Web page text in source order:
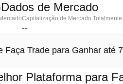
de Mercado
Capitalização de Mercado
--
Faça Trade para Ganhar até
Plataforma para